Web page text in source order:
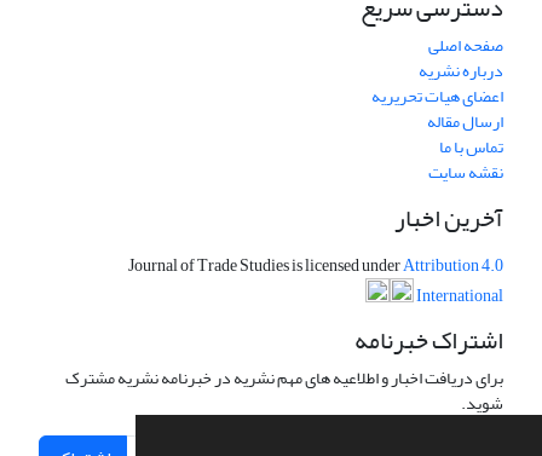
صفحه اصلی
درباره نشریه
اعضای هیات تحریریه
ارسال مقاله
تماس با ما
نقشه سایت
آخرین اخبار
Journal of Trade Studies is licensed underAttribution 4.0
International
اشتراک خبرنامه
برای دریافت اخبار و اطلاعیه های مهم نشریه در خبرنامه نشریه مشترک
شوید.